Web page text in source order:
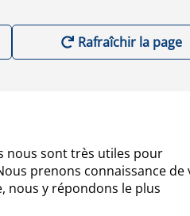
Rafraîchir la page
nous sont très utiles pour
prenons connaissance de
nous y répondons le plus